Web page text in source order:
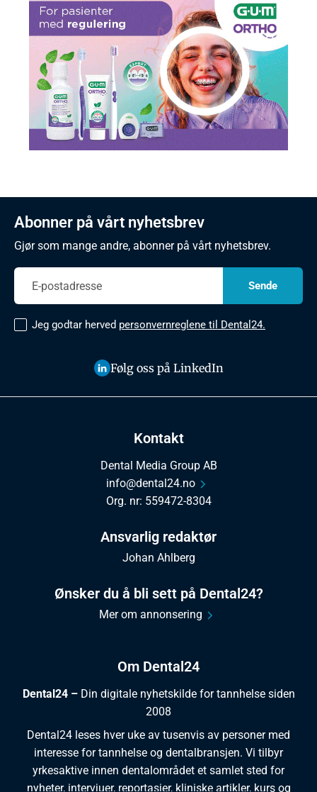
Om Dental24
Dental24 – Din digitale nyhetskilde for tannhelse siden
2008
Dental24 leses hver uke av tusenvis av personer med
interesse for tannhelse og dentalbransjen. Vi tilbyr
yrkesaktive innen dentalområdet et samlet sted for
nyheter, intervjuer, reportasjer, kliniske artikler, kurs og
Kontakt
Dental Media Group AB
info@dental24.no
Org. nr: 559472-8304
Ansvarlig redaktør
Johan Ahlberg
Ønsker du å bli sett på Dental24?
Mer om annonsering
Abonner på vårt nyhetsbrev
Gjør som mange andre, abonner på vårt nyhetsbrev.
Jeg godtar herved personvernreglene til Dental24.
Følg oss på LinkedIn